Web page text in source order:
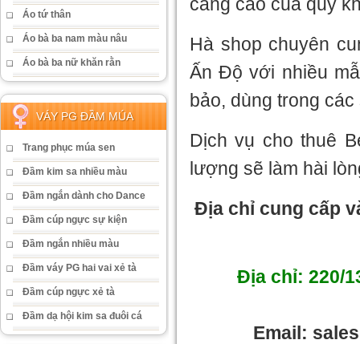
Áo tứ thân
Áo bà ba nam màu nâu
Áo bà ba nữ khăn rằn
VÁY PG ĐẦM MÚA
Trang phục múa sen
Đầm kim sa nhiều màu
Đầm ngắn dành cho Dance
Đầm cúp ngực sự kiện
Đầm ngắn nhiều màu
Đầm váy PG hai vai xẻ tà
Đầm cúp ngực xẻ tà
Đầm dạ hội kim sa đuôi cá
Hà shop chuyên
Ấn Độ với nhiều
bảo, dùng trong
Dịch vụ cho thuê
lượng sẽ làm hài
Địa chỉ cung cấp
Địa chỉ:220/
Email: